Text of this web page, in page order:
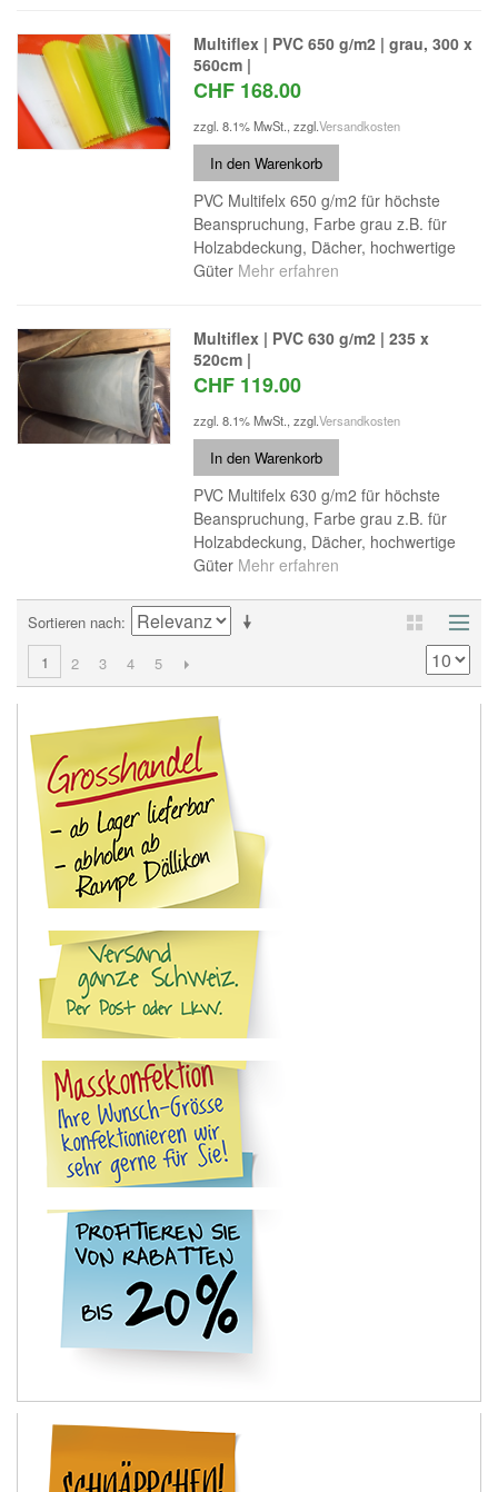
Multiflex | PVC 650 g/m2 | grau, 300 x
560cm |
CHF 168.00
zzgl. 8.1% MwSt.,zzgl.Versandkosten
In den Warenkorb
PVC Multifelx 650 g/m2 für höchste
Beanspruchung, Farbe grau z.B. für
Holzabdeckung, Dächer, hochwertige
Güter Mehr erfahren
Multiflex | PVC 630 g/m2 | 235 x
520cm |
CHF 119.00
zzgl. 8.1% MwSt.,zzgl.Versandkosten
In den Warenkorb
PVC Multifelx 630 g/m2 für höchste
Beanspruchung, Farbe grau z.B. für
Holzabdeckung, Dächer, hochwertige
Güter Mehr erfahren
Sortieren nach
1
2 3 4 5